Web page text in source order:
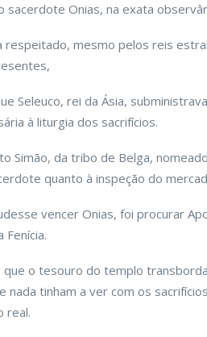
sacerdote Onias, na exata
mesmo pelos reis
Seleuco, rei da Ásia,
à liturgia dos sacrifícios.
Simão, da tribo de Belga,
quanto à inspeção do
vencer Onias, foi procurar
Fenícia.
que o tesouro do templo
nada tinham a ver com os
real.